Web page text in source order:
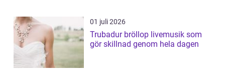
01 juli 2026
Trubadur bröllop livemusik som
gör skillnad genom hela dagen